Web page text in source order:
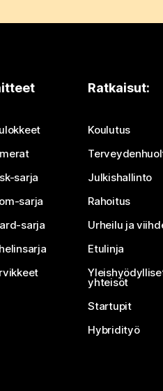
sarja
sarja
sarja
Ratkaisut:
Koulutus
Julkishallinto
Rahoitus
Urheilu ja
Etulinja
yhteisöt
Startupit
Hybridityö